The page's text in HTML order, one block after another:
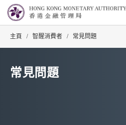
主頁 / 智醒消費者 / 常見問題
常見問題